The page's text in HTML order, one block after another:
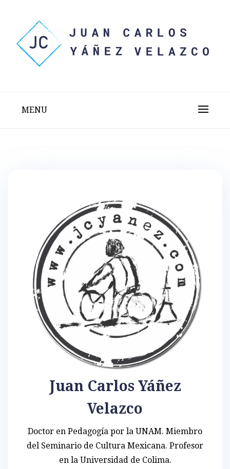
content
MENU
Juan Carlos Yáñez
Velazco
Doctor en Pedagogía por la UNAM. Miembro
del Seminario de Cultura Mexicana. Profesor
en la Universidad de Colima.